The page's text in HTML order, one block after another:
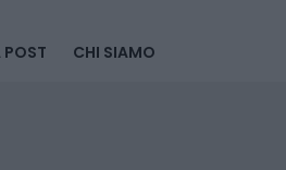
POST CHI SIAMO